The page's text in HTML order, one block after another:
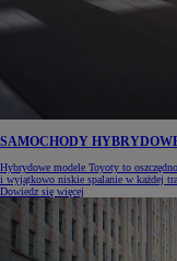
SAMOCHODY
Hybrydowe modele Toyoty to
i wyjątkowo niskie spalanie w każdej
Dowiedz się więcej